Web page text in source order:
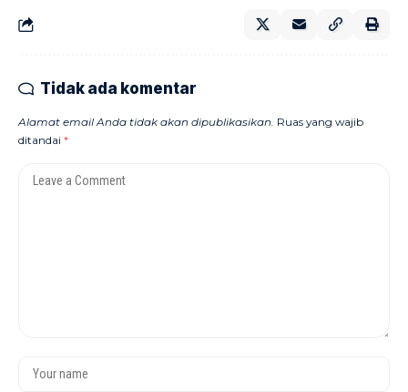
Tidak ada komentar
Alamat email Anda tidak akan dipublikasikan. Ruas yang wajib
ditandai *